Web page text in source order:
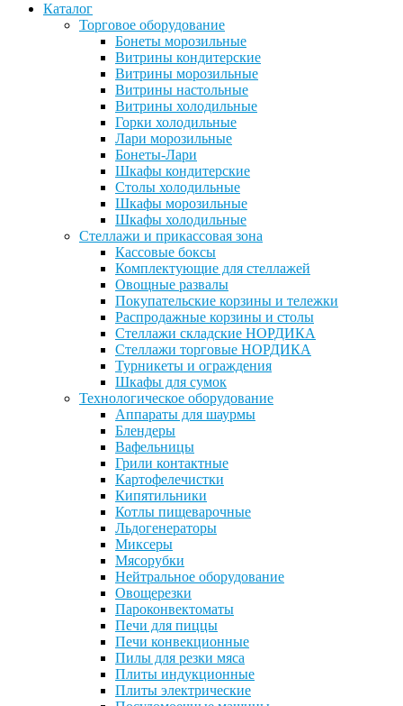
Каталог
Торговое оборудование
Бонеты морозильные
Витрины кондитерские
Витрины морозильные
Витрины настольные
Витрины холодильные
Горки холодильные
Лари морозильные
Бонеты-Лари
Шкафы кондитерские
Столы холодильные
Шкафы морозильные
Шкафы холодильные
Стеллажи и прикассовая зона
Кассовые боксы
Комплектующие для стеллажей
Овощные развалы
Покупательские корзины и тележки
Распродажные корзины и столы
Стеллажи складские НОРДИКА
Стеллажи торговые НОРДИКА
Турникеты и ограждения
Шкафы для сумок
Технологическое оборудование
Аппараты для шаурмы
Блендеры
Вафельницы
Грили контактные
Картофелечистки
Кипятильники
Котлы пищеварочные
Льдогенераторы
Миксеры
Мясорубки
Нейтральное оборудование
Овощерезки
Пароконвектоматы
Печи для пиццы
Печи конвекционные
Пилы для резки мяса
Плиты индукционные
Плиты электрические